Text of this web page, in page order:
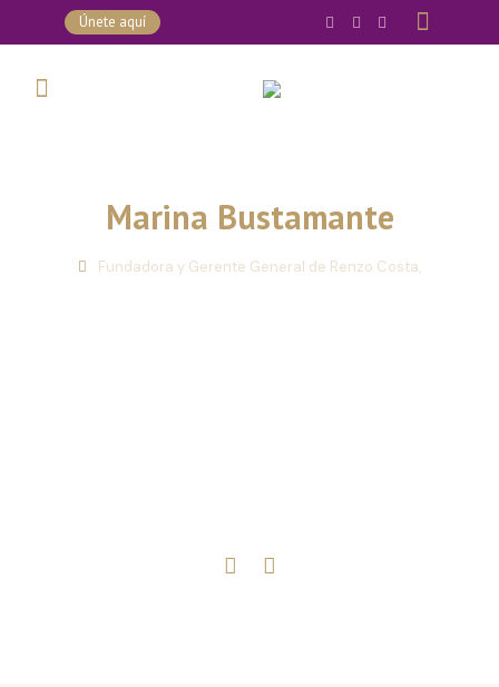
Únete aquí
Marina Bustamante
Fundadora y Gerente General de Renzo Costa,